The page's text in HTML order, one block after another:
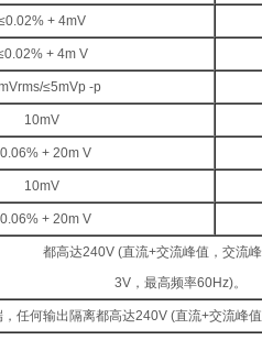
+ 4mV
+ 4m V
≤5mVp -p
10mV
+ 20m V
10mV
+ 20m V
都高达240V (直流+交流峰值，交流
3V，最高频率60Hz)。
任何输出隔离都高达240V (直流+交流峰